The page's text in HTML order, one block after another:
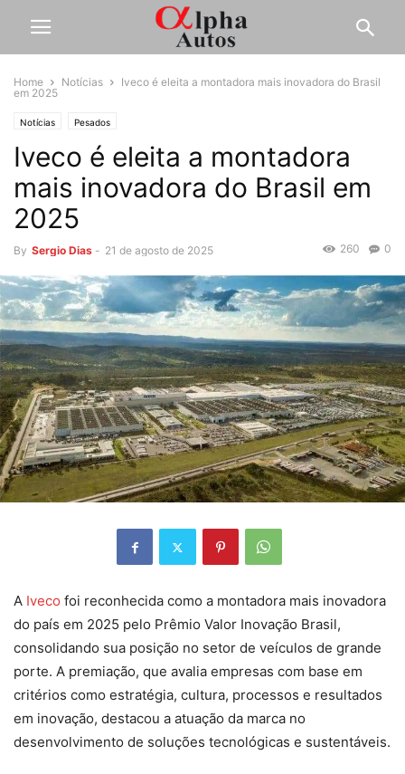
Home Notícias
Iveco é eleita a montadora mais inovadora do Brasil
em 2025
Notícias Pesados
Iveco é eleita a montadora
mais inovadora do Brasil em
2025
By Sergio Dias - 21 de agosto de 2025 0
260
A Iveco foi reconhecida como a montadora mais inovadora
do país em 2025 pelo Prêmio Valor Inovação Brasil,
consolidando sua posição no setor de veículos de grande
porte. A premiação, que avalia empresas com base em
critérios como estratégia, cultura, processos e resultados
em inovação, destacou a atuação da marca no
desenvolvimento de soluções tecnológicas e sustentáveis.